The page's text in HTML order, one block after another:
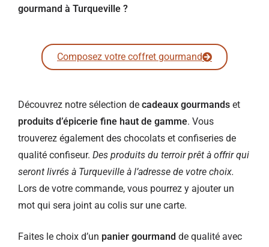
gourmand à Turqueville ?
Composez votre coffret gourmand
Découvrez notre sélection de cadeaux gourmands et
produits d’épicerie fine haut de gamme. Vous
trouverez également des chocolats et confiseries de
qualité confiseur. Des produits du terroir prêt à offrir qui
seront livrés à Turqueville à l’adresse de votre choix.
Lors de votre commande, vous pourrez y ajouter un
mot qui sera joint au colis sur une carte.
Faites le choix d’un panier gourmand de qualité avec